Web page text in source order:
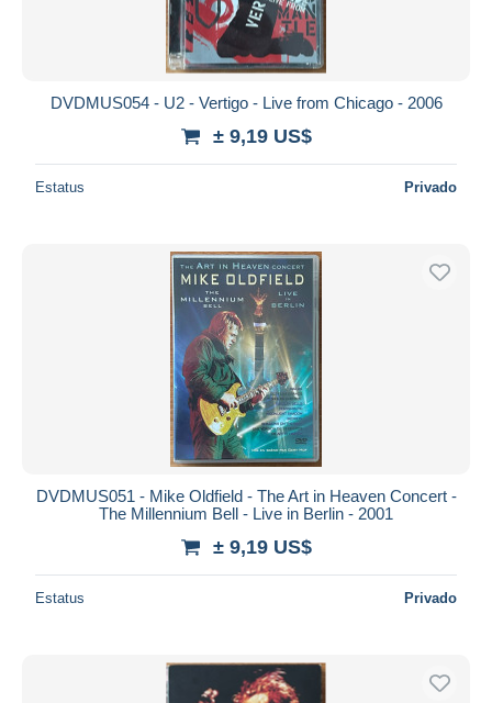
DVDMUS054 - U2 - Vertigo - Live from Chicago - 2006
± 9,19 US$
Estatus Privado
DVDMUS051 - Mike Oldfield - The Art in Heaven Concert -
The Millennium Bell - Live in Berlin - 2001
± 9,19 US$
Estatus Privado